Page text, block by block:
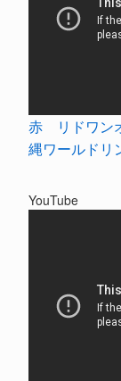
赤 リドワン
縄ワールドリ
YouTube